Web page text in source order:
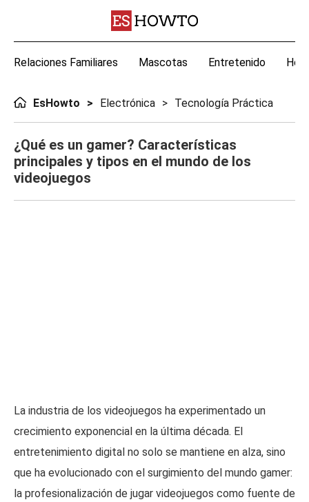
Relaciones Familiares Mascotas Entretenido
EsHowto Electrónica Tecnología Práctica
¿Qué es un gamer? Características
principales y tipos en el mundo de los
videojuegos
La industria de los videojuegos ha experimentado un
crecimiento exponencial en la última década. El
entretenimiento digital no solo se mantiene en alza, sino
que ha evolucionado con el surgimiento del mundo gamer:
la profesionalización de jugar videojuegos como fuente de